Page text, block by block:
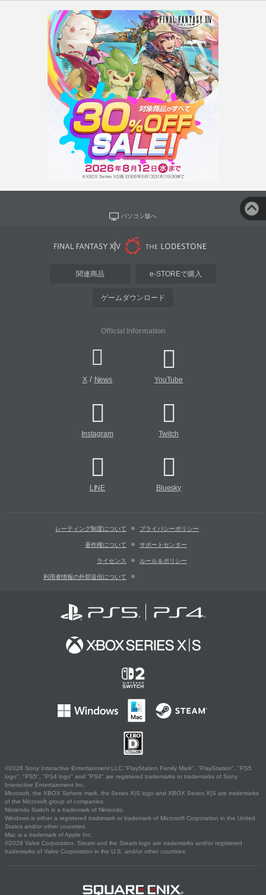
パソコン版へ
関連商品 e-STOREで購入
ゲームダウンロード
Official Information
X/ News YouTube
Instagram Twitch
LINE Bluesky
レーティング制度について プライバシーポリシー
著作権について サポートセンター
ライセンス ルール＆ポリシー
利用者情報の外部送信について
©2026 Sony Interactive Entertainment LLC."PlayStation Family Mark", "PlayStation", "PS5
logo", "PS5", "PS4 logo" and "PS4" are registered trademarks or trademarks of Sony
Interactive Entertainment Inc.
Microsoft, the XBOX Sphere mark, the Series X|S logo and XBOX Series X|S are trademarks
of the Microsoft group of companies.
Nintendo Switch is a trademark of Nintendo.
Windows is either a registered trademark or trademark of Microsoft Corporation in the United
States and/or other countries.
Mac is a trademark of Apple Inc.
©2026 Valve Corporation. Steam and the Steam logo are trademarks and/or registered
trademarks of Valve Corporation in the U.S. and/or other countries.